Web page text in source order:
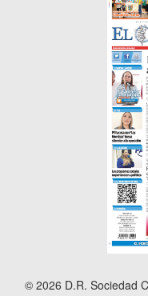
© 2026 D.R. Sociedad